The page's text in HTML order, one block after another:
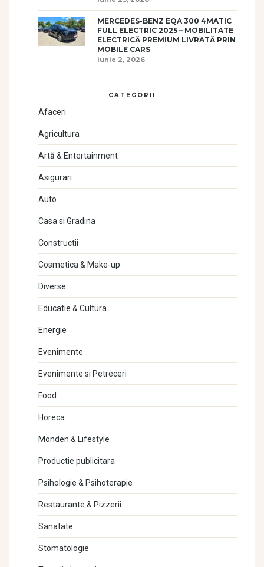
MERCEDES-BENZ EQA 300 4MATIC
FULL ELECTRIC 2025 – MOBILITATE
ELECTRICĂ PREMIUM LIVRATĂ PRIN
MOBILE CARS
iunie 2, 2026
CATEGORII
Afaceri
Agricultura
Artă & Entertainment
Asigurari
Auto
Casa si Gradina
Constructii
Cosmetica & Make-up
Diverse
Educatie & Cultura
Energie
Evenimente
Evenimente si Petreceri
Food
Horeca
Monden & Lifestyle
Productie publicitara
Psihologie & Psihoterapie
Restaurante & Pizzerii
Sanatate
Stomatologie